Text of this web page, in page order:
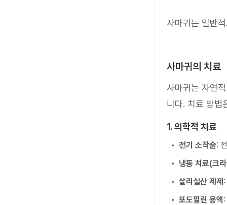
사마귀는 일반
사마귀의 치료
사마귀는 자연
니다. 치료 방법
1.의학적 치료
전기 소작술:
냉동 치료(크
살리실산 제제
포도필린 용액